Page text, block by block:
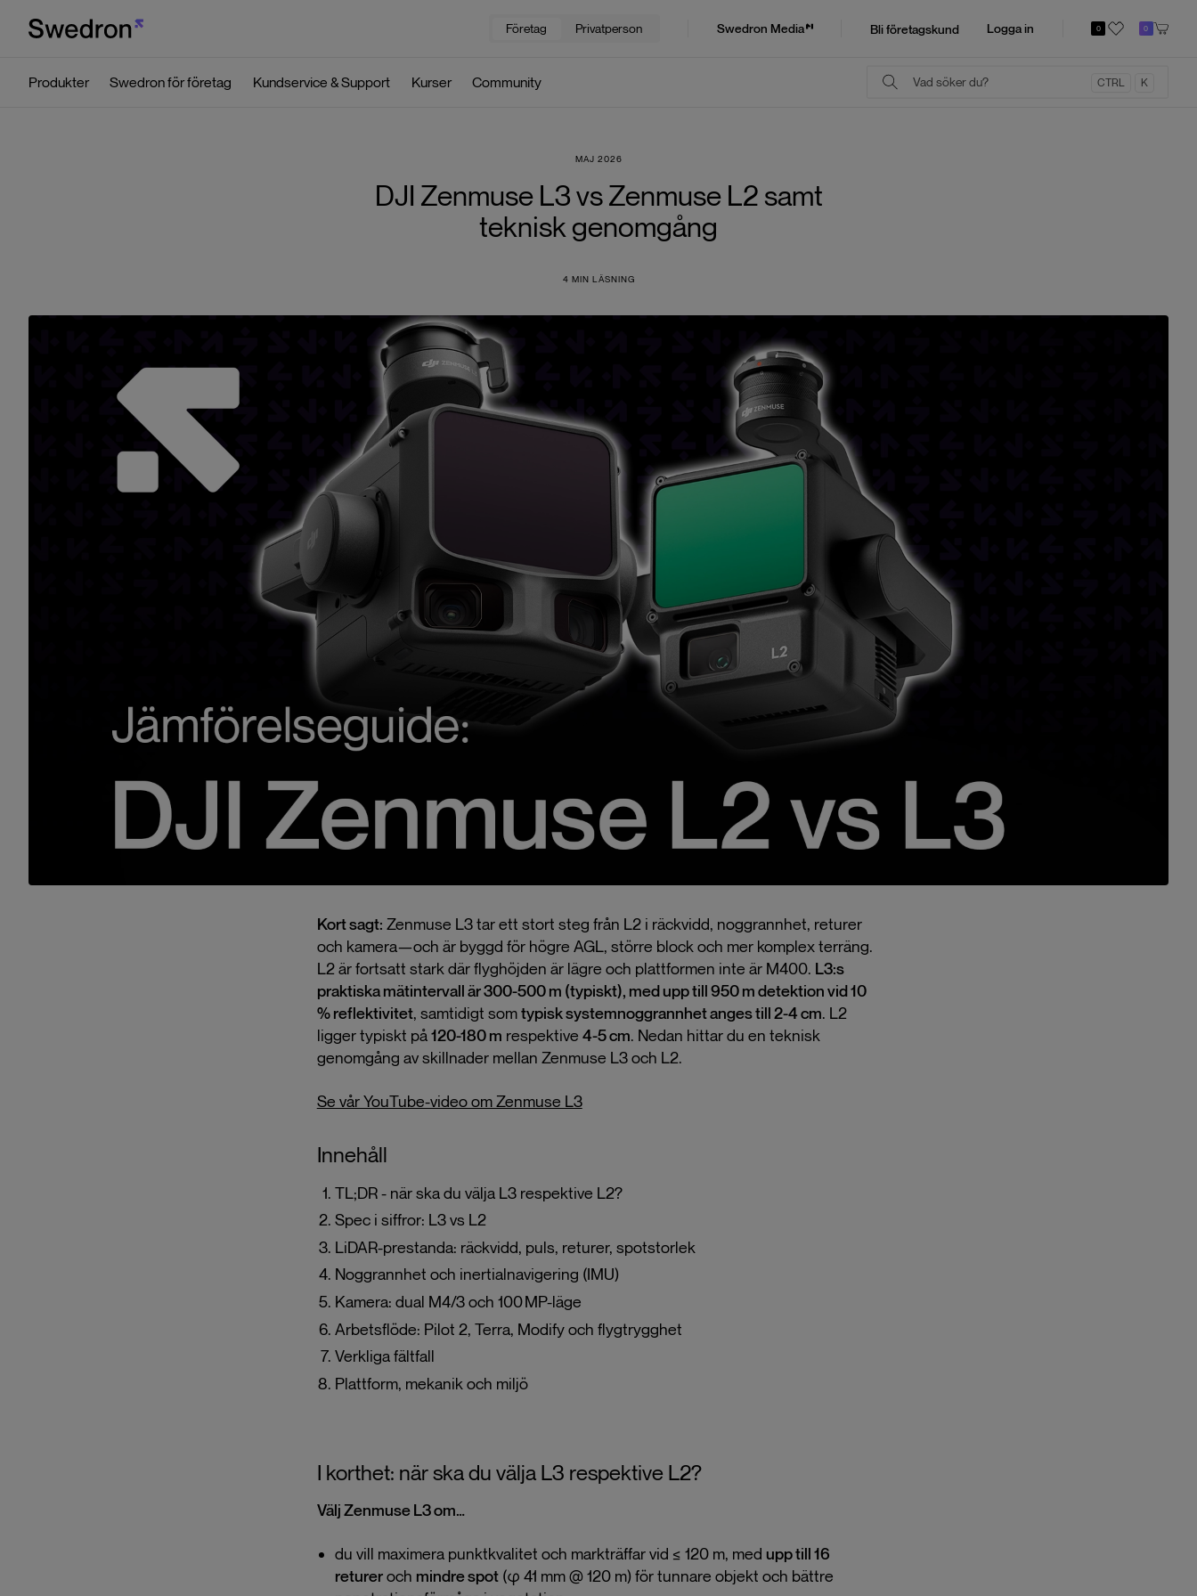
Företag Privatperson Swedron Media Bli företagskund Logga in 0 0
Produkter Swedron för företag Kundservice & Support Kurser Community CTRL K
MAJ 2026
DJI Zenmuse L3 vs Zenmuse L2 samt
teknisk genomgång
4 MIN LÄSNING
Kort sagt: Zenmuse L3 tar ett stort steg från L2 i räckvidd, noggrannhet, returer
och kamera—och är byggd för högre AGL, större block och mer komplex terräng.
L2 är fortsatt stark där flyghöjden är lägre och plattformen inte är M400. L3:s
praktiska mätintervall är 300-500 m (typiskt), med upp till 950 m detektion vid 10
% reflektivitet, samtidigt somtypisk systemnoggrannhet anges till 2-4 cm. L2
ligger typiskt på120-180 m respektive 4-5 cm. Nedan hittar du en teknisk
genomgång av skillnader mellan Zenmuse L3 och L2.
Se vår YouTube-video om Zenmuse L3
Innehåll
TL;DR - när ska du välja L3 respektive L2?
Spec i siffror: L3 vs L2
LiDAR-prestanda: räckvidd, puls, returer, spotstorlek
Noggrannhet och inertialnavigering (IMU)
Kamera: dual M4/3 och 100 MP-läge
Arbetsflöde: Pilot 2, Terra, Modify och flygtrygghet
Verkliga fältfall
Plattform, mekanik och miljö
I korthet: när ska du välja L3 respektive L2?
Välj Zenmuse L3 om…
du vill maximera punktkvalitet och markträffar vid ≤ 120 m, med upp till 16
retureroch mindre spot(φ 41 mm @ 120 m) för tunnare objekt och bättre